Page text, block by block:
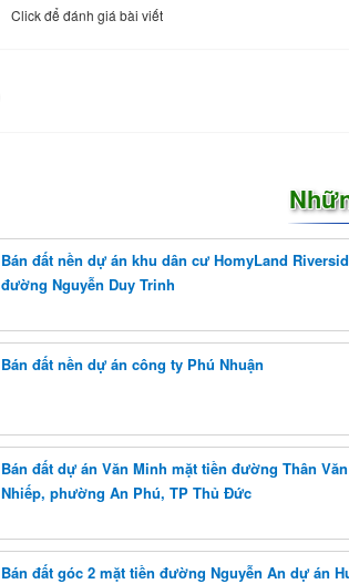
Click để đánh giá bài viết
Bán đất nền dự án khu dân cư HomyLand
đường Nguyễn Duy Trinh
Bán đất nền dự án công ty Phú Nhuận
Bán đất dự án Văn Minh mặt tiền đường Thân Văn
Nhiếp, phường An Phú, TP Thủ Đức
Bán đất góc 2 mặt tiền đường Nguyễn An dự án